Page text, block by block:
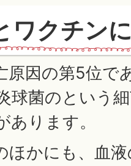
ワクチン
原因の第5位で
球菌のという
あります。
ほかにも、血